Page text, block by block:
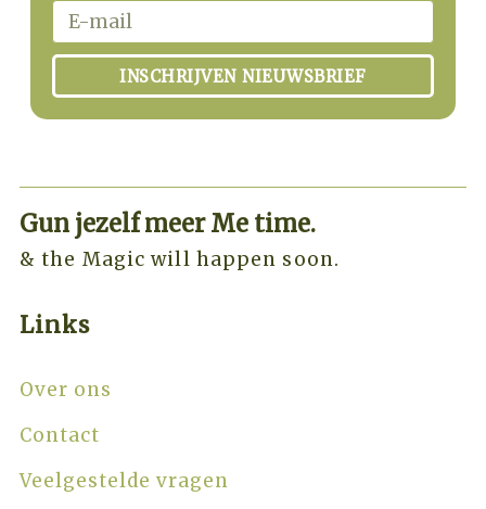
INSCHRIJVEN NIEUWSBRIEF
Gun jezelf meer Me time.​
& the Magic will happen soon.
Links
Over ons
Contact
Veelgestelde vragen